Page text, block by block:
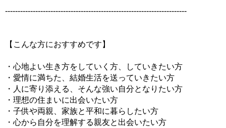
------------------------------------------------------------------------
【こんな方におすすめです】
・心地よい生き方をしていく方、していきたい方
・愛情に満ちた、結婚生活を送っていきたい方
・人に寄り添える、そんな強い自分となりたい方
・理想の住まいに出会いたい方
・子供や両親、家族と平和に暮らしたい方
・心から自分を理解する親友と出会いたい方